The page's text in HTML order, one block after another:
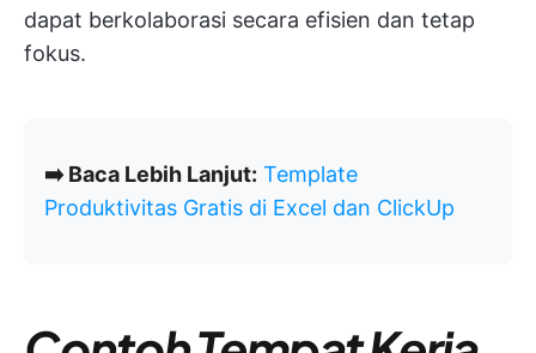
dapat berkolaborasi secara efisien dan tetap
fokus.
➡️ Baca Lebih Lanjut: Template
Produktivitas Gratis di Excel dan ClickUp